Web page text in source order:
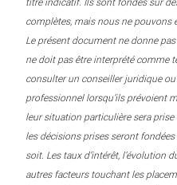
complètes, mais nous ne pouvons
Le présent document ne donne
ne doit pas être interprété comme
consulter un conseiller juridique
professionnel lorsqu’ils prévoient
leur situation particulière sera
les décisions prises seront
soit. Les taux d’intérêt, l’évolution
autres facteurs touchant les